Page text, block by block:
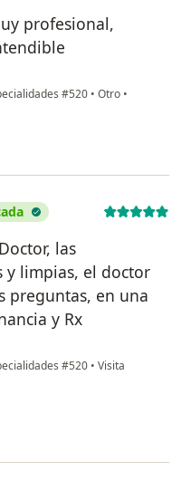
profesional,
#520 • Otro •
las
y limpias, el doctor
preguntas, en una
y Rx
#520 • Visita